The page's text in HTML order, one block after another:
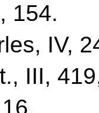
154.
IV,
III,